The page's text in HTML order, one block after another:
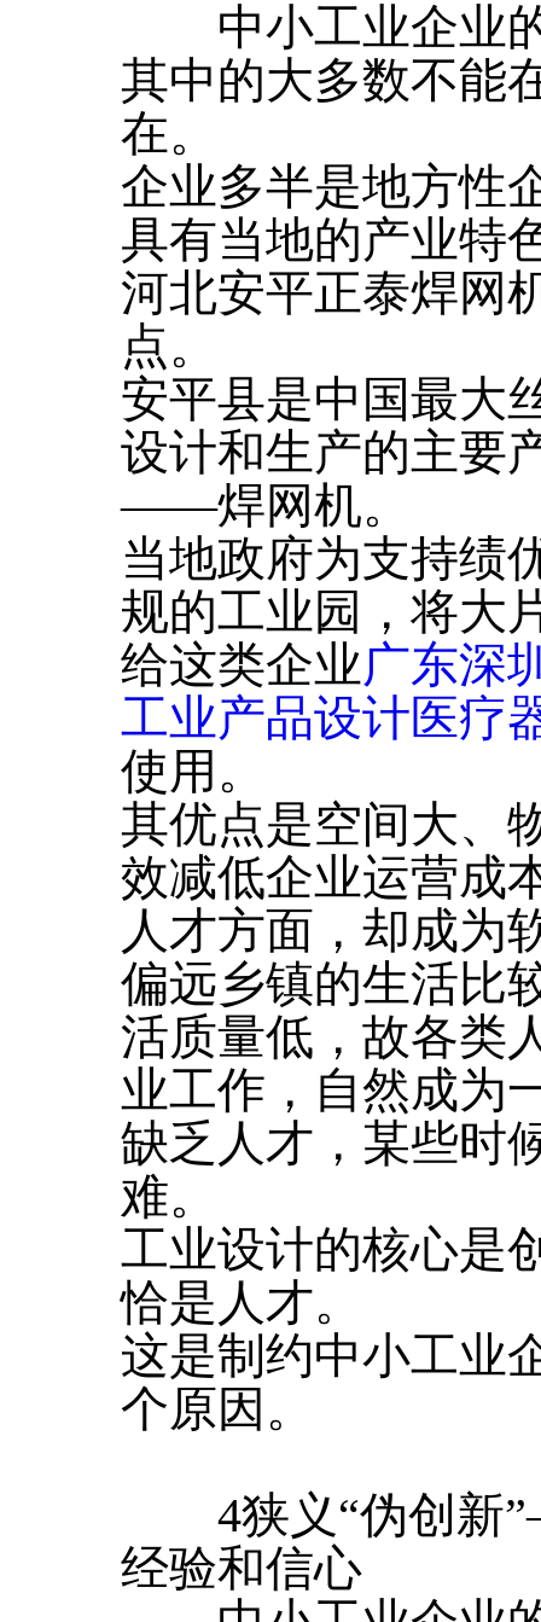
中小工业企业的
其中的大多数不能
在。
企业多半是地方性
具有当地的产业特
河北安平正泰焊网
点。
安平县是中国最大
设计和生产的主要
――焊网机。
当地政府为支持绩
规的工业园，将大
给这类企业广东深
工业产品设计医疗
使用。
其优点是空间大、
效减低企业运营成
人才方面，却成为
偏远乡镇的生活比
活质量低，故各类
业工作，自然成为
缺乏人才，某些时
难。
工业设计的核心是
恰是人才。
这是制约中小工业
个原因。
4狭义“伪创新
经验和信心